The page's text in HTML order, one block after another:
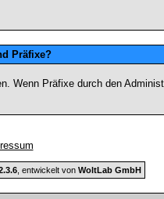
Präfixe?
Präfixe durch den
, entwickelt von WoltLab GmbH